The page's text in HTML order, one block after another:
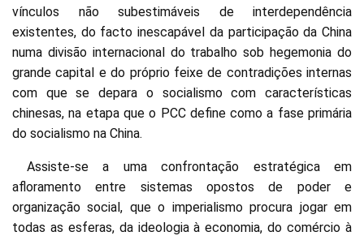
vínculos não subestimáveis de interdependência
existentes, do facto inescapável da participação da China
numa divisão internacional do trabalho sob hegemonia do
grande capital e do próprio feixe de contradições internas
com que se depara o socialismo com características
chinesas, na etapa que o PCC define como a fase primária
do socialismo na China.
Assiste-se a uma confrontação estratégica em
afloramento entre sistemas opostos de poder e
organização social, que o imperialismo procura jogar em
todas as esferas, da ideologia à economia, do comércio à